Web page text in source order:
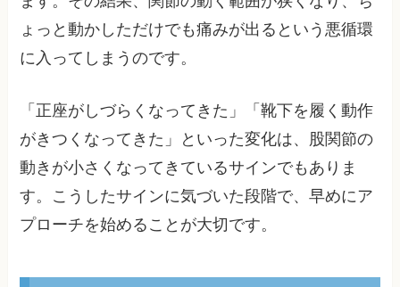
ょっと動かしただけでも痛みが出るという悪循環
に入ってしまうのです。
「正座がしづらくなってきた」「靴下を履く動作
がきつくなってきた」といった変化は、股関節の
動きが小さくなってきているサインでもありま
す。こうしたサインに気づいた段階で、早めにア
プローチを始めることが大切です。